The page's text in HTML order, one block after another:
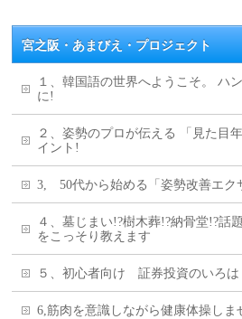
宮之阪・あまびえ・プロジェクト
１、韓国語の世界へようこそ。 ハ
に!
２、姿勢のプロが伝える 「見た目
イント!
3, 50代から始める「姿勢改善エク
４、墓じまい!?樹木葬!?納骨堂!?話
をこっそり教えます
５、初心者向け 証券投資のいろは
6,筋肉を意識しながら健康体操しま